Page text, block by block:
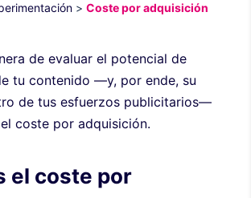
> Coste por adquisición
de evaluar el potencial de
tu contenido —y, por ende, su
de tus esfuerzos publicitarios—
coste por adquisición.
el coste por